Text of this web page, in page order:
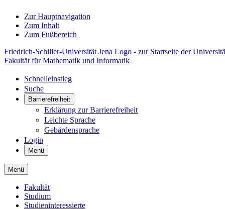
Zur Hauptnavigation
Zum Inhalt
Zum Fußbereich
Friedrich-Schiller-Universität Jena Logo - zur Startseite der
Fakultät für Mathematik und Informatik
Schnelleinstieg
Suche
Barrierefreiheit
Erklärung zur Barrierefreiheit
Leichte Sprache
Gebärdensprache
Login
Menü
Menü
Fakultät
Studium
Studieninteressierte